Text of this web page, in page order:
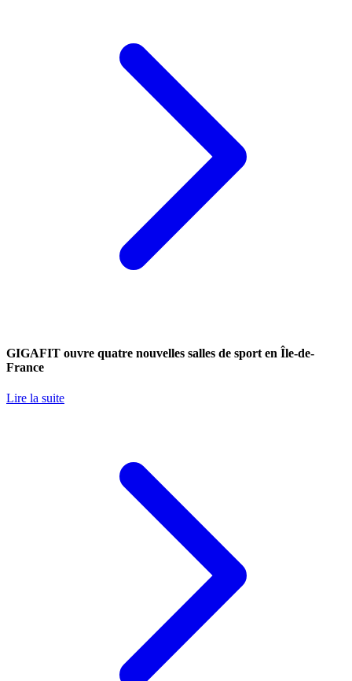
GIGAFIT ouvre quatre nouvelles salles de sport en Île-de-
France
Lire la suite